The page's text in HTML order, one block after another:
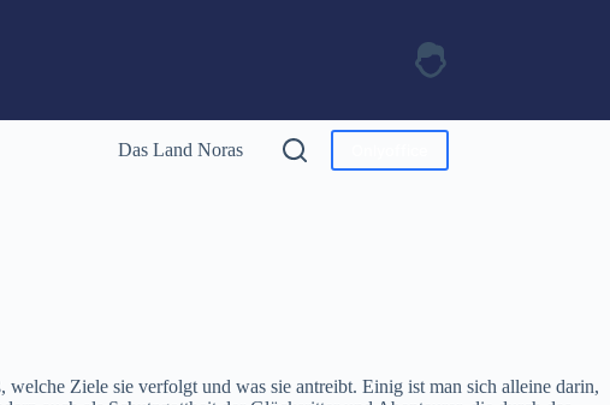
Das Land Noras
Ziele sie verfolgt und was sie antreibt. Einig ist man sich alleine darin,